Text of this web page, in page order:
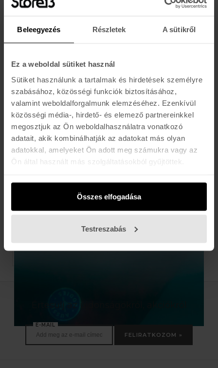
Beleegyezés Részletek A sütikről
Ez a weboldal sütiket használ
Sütiket használunk a tartalmak és hirdetések személyre
szabásához, közösségi funkciók biztosításához,
valamint weboldalforgalmunk elemzéséhez. Ezenkívül
közösségi média-, hirdető- és elemező partnereinkkel
megosztjuk az Ön weboldalhasználatra vonatkozó
adatait, akik kombinálhatják az adatokat más olyan
adatokkal, amelyeket Ön adott meg számukra vagy az
Ön által használt más szolgáltatásokból gyűjtöttek.
Összes elfogadása
Testreszabás
13.990 Ft
RUN CUSTOM
34.990 Ft
WINTER+ 3D
25.990 Ft
E-MAIL
FELIRATKOZOM »